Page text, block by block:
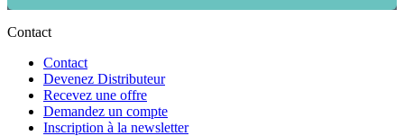
Contact
Contact
Devenez Distributeur
Recevez une offre
Demandez un compte
Inscription à la newsletter